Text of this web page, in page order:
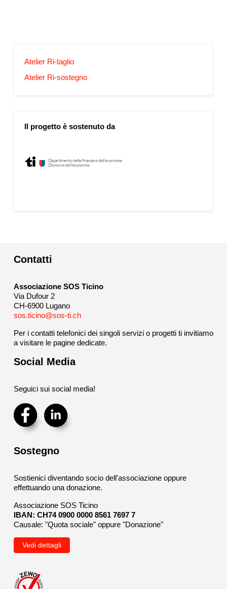
Atelier Ri-taglio
Atelier Ri-sostegno
Il progetto è sostenuto da
Contatti
Associazione SOS Ticino
Via Dufour 2
CH-6900 Lugano
sos.ticino@sos-ti.ch
Per i contatti telefonici dei singoli servizi o progetti ti invitiamo
a visitare le pagine dedicate.
Social Media
Seguici sui social media!
Sostegno
Sostienici diventando socio dell'associazione oppure
effettuando una donazione.
Associazione SOS Ticino
IBAN: CH74 0900 0000 8561 7697 7
Causale: "Quota sociale" oppure "Donazione"
Vedi dettagli